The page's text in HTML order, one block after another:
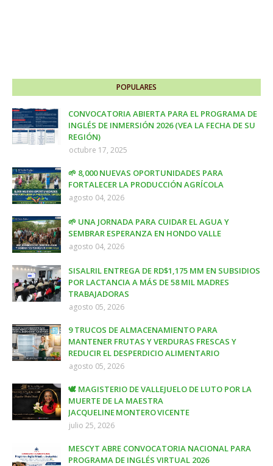
POPULARES
CONVOCATORIA ABIERTA PARA EL PROGRAMA DE
INGLÉS DE INMERSIÓN 2026 (VEA LA FECHA DE SU
REGIÓN)
octubre 17, 2025
🌱 8,000 NUEVAS OPORTUNIDADES PARA
FORTALECER LA PRODUCCIÓN AGRÍCOLA
agosto 04, 2026
🌱 UNA JORNADA PARA CUIDAR EL AGUA Y
SEMBRAR ESPERANZA EN HONDO VALLE
agosto 04, 2026
SISALRIL ENTREGA DE RD$1,175 MM EN SUBSIDIOS
POR LACTANCIA A MÁS DE 58 MIL MADRES
TRABAJADORAS
agosto 05, 2026
9 TRUCOS DE ALMACENAMIENTO PARA
MANTENER FRUTAS Y VERDURAS FRESCAS Y
REDUCIR EL DESPERDICIO ALIMENTARIO
agosto 05, 2026
🕊️ MAGISTERIO DE VALLEJUELO DE LUTO POR LA
MUERTE DE LA MAESTRA
JACQUELINE MONTERO VICENTE
julio 25, 2026
MESCYT ABRE CONVOCATORIA NACIONAL PARA
PROGRAMA DE INGLÉS VIRTUAL 2026